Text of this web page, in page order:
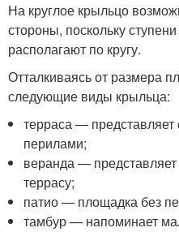
На круглое крыльцо
стороны, поскольку
располагают по кругу.
Отталкиваясь от размера
следующие виды крыльца:
терраса —
перилами;
веранда —
террасу;
патио — площадка без
тамбур — напоминает